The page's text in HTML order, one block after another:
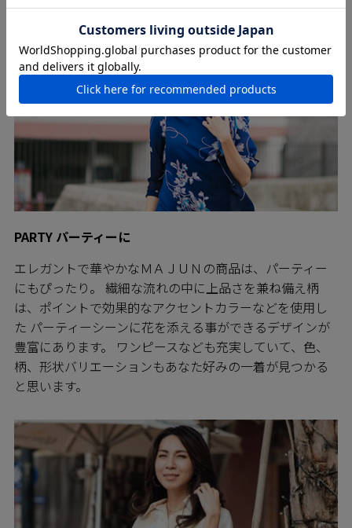
PARTY パーティーに
エレガントで華やかなＭＡＪＵＮの商品は、パーティー
にもぴったり。 繊細な流れの中に上品さを兼ね備え柄
は、ポイントで効果的なアクセントカラーなどを使用し
た パーティーシーンに花を添える事ができるデザインが
豊富にあります。 ワンピースなども充実していて、色、
柄、形状バリエーションもあなた好みの一着が見つかる
と思います。